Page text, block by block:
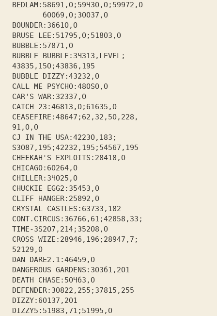
BEDLAM:58691,О;59ЧЗО,О;59972,О
        бООб9,О;ЗООЗ7,О
BOUNDER:З661О,О
BRUSE LEE:51795,О;518ОЗ,О
BUBBLE:57871,О
BUBBLE BUBBLE:ЗЧЗ1З,LEVEL;
4З8З5,15О;4З8З6,195
BUBBLE DIZZY:4З2З2,О
CALL МЕ PSYCHO:48OSO,О
CAR'S WAR:З2ЗЗ7,О
CATCH 2З:4681З,О;616З5,О
CEASEFIRE:48647;62,З2,5О,228,
91,О,О
CJ IN ТНЕ USA:422ЗО,18З;
SЗО87,195;422З2,195;54567,195
CHEEKAH'S EXPLOITS:28418,О
CHICAGO:6О264,О
CHILLER:ЗЧО25,О
CHUCKIE EGG2:З545З,О
CLIFF HANGER:25892,О
CRYSTAL CASTLES:6З7ЗЗ,182
CONT.CIRCUS:З6766,61;42858,ЗЗ;
TIME-ЗS2О7,214;З52О8,О
CROSS WIZE:28946,196;28947,7;
52129,О
DAN DARE2.1:46459,О
DANGEROUS GARDENS:ЗОЗб1,2О1
DEATH CHASE:5ОЧбЗ,О
DEFENDER:ЗО822,255;З7815,255
DIZZY:6О1З7,2О1
DIZZY5:5198З,71;51995,О